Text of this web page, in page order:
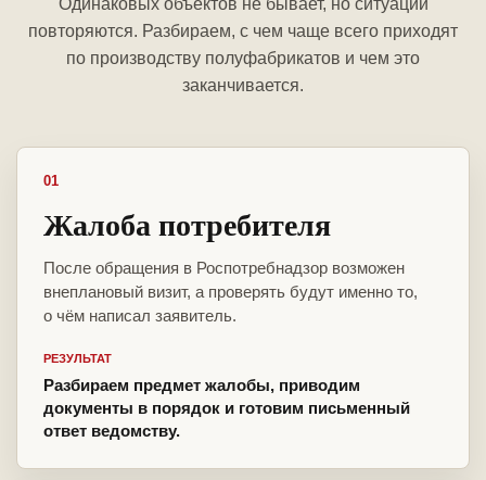
Одинаковых объектов не бывает, но ситуации
повторяются. Разбираем, с чем чаще всего приходят
по производству полуфабрикатов и чем это
заканчивается.
01
Жалоба потребителя
После обращения в Роспотребнадзор возможен
внеплановый визит, а проверять будут именно то,
о чём написал заявитель.
РЕЗУЛЬТАТ
Разбираем предмет жалобы, приводим
документы в порядок и готовим письменный
ответ ведомству.